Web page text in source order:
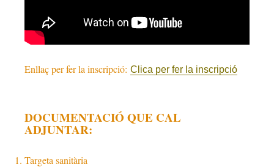
Enllaç per fer la inscripció: Clica per fer la inscripció
DOCUMENTACIÓ QUE CAL
ADJUNTAR:
Targeta sanitària